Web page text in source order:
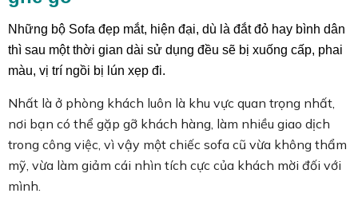
Những bộ Sofa đẹp mắt, hiện đại, dù là đắt đỏ hay bình dân
thì sau một thời gian dài sử dụng đều sẽ bị xuống cấp, phai
màu, vị trí ngồi bị lún xẹp đi.
Nhất là ở phòng khách luôn là khu vực quan trọng nhất,
nơi bạn có thể gặp gỡ khách hàng, làm nhiều giao dịch
trong công việc, vì vậy một chiếc sofa cũ vừa không thẩm
mỹ, vừa làm giảm cái nhìn tích cực của khách mời đối với
mình.